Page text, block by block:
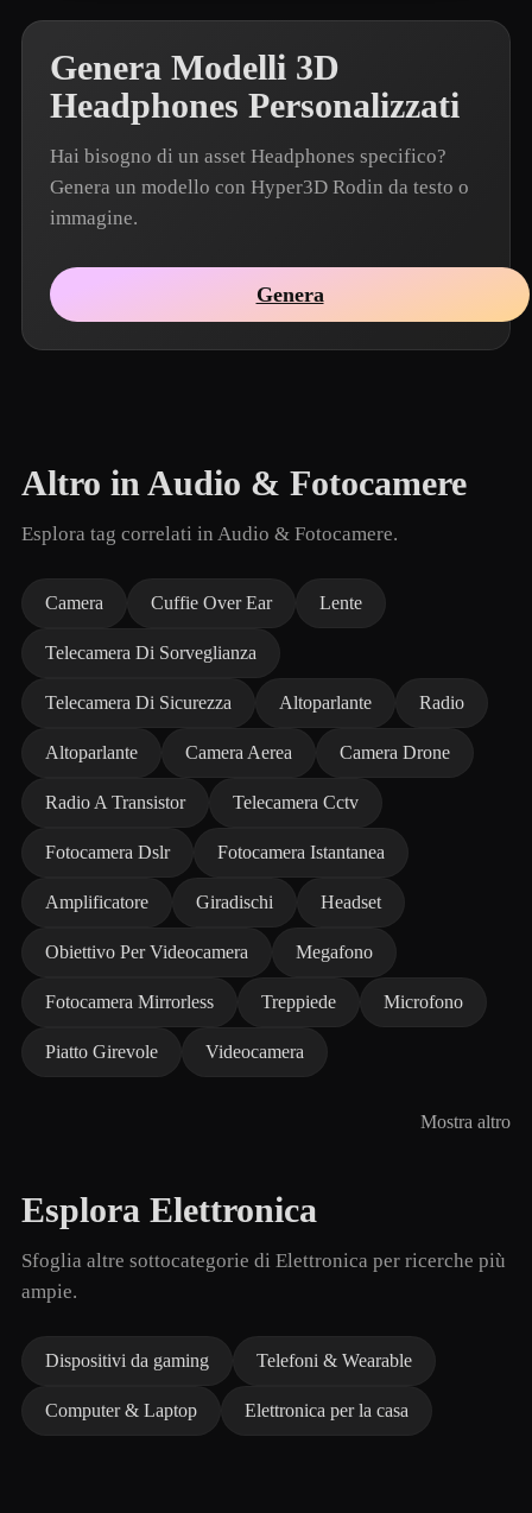
Genera Modelli 3D
Headphones Personalizzati
Hai bisogno di un asset Headphones specifico?
Genera un modello con Hyper3D Rodin da testo o
immagine.
Genera
Altro in Audio & Fotocamere
Esplora tag correlati in Audio & Fotocamere.
Camera Cuffie Over Ear Lente
Telecamera Di Sorveglianza
Telecamera Di Sicurezza Altoparlante Radio
Altoparlante Camera Aerea Camera Drone
Radio A Transistor Telecamera Cctv
Fotocamera Dslr Fotocamera Istantanea
Amplificatore Giradischi Headset
Obiettivo Per Videocamera Megafono
Fotocamera Mirrorless Treppiede Microfono
Piatto Girevole Videocamera
Mostra altro
Esplora Elettronica
Sfoglia altre sottocategorie di Elettronica per ricerche più
ampie.
Dispositivi da gaming Telefoni & Wearable
Computer & Laptop Elettronica per la casa